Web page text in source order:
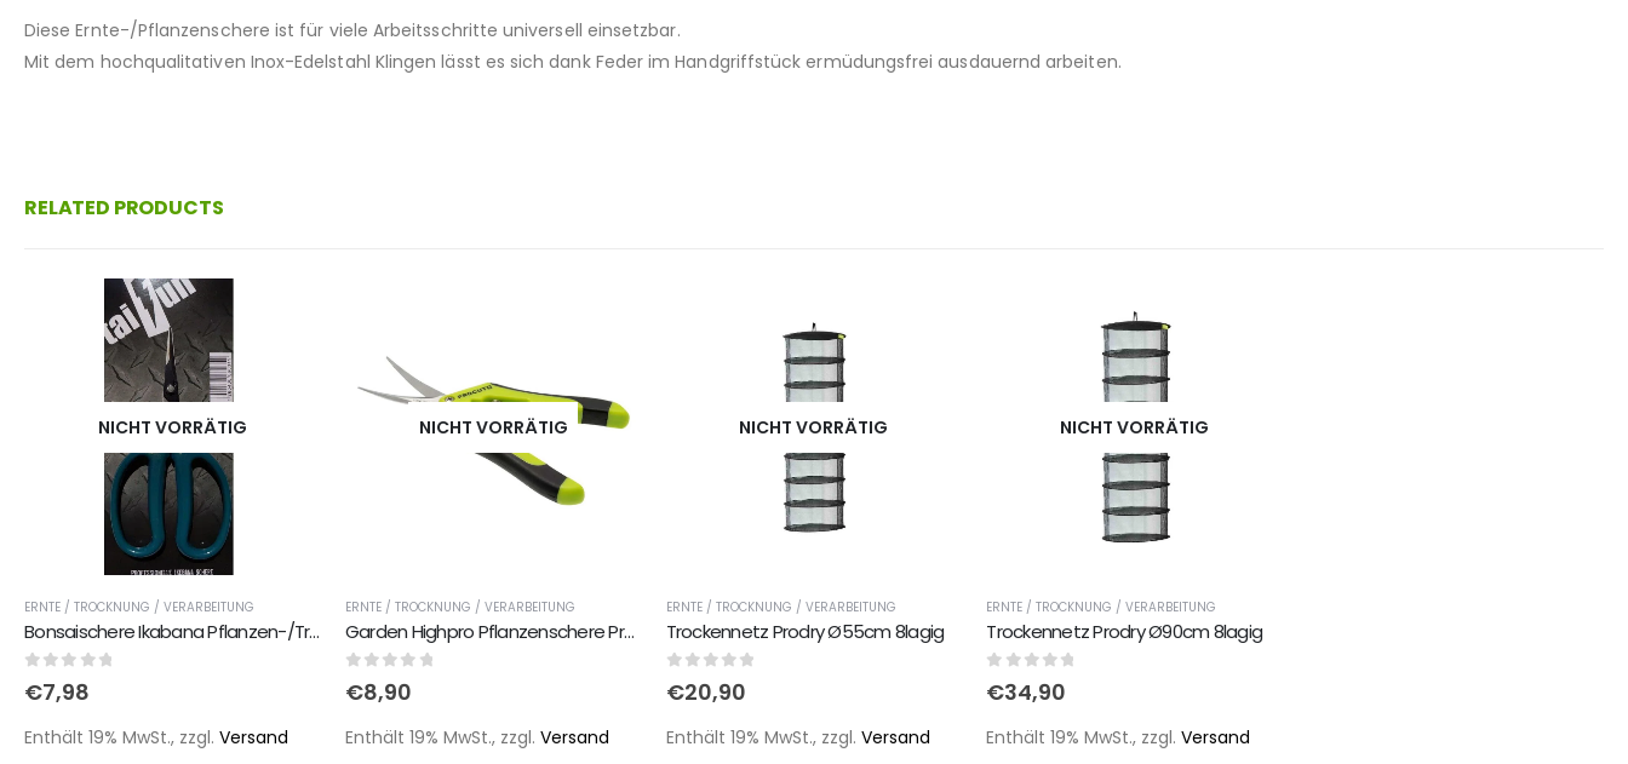
Diese Ernte-/Pflanzenschere ist für viele Arbeitsschritte universell einsetzbar.
Mit dem hochqualitativen Inox-Edelstahl Klingen lässt es sich dank Feder im Handgriffstück ermüdungsfrei ausdauernd arbeiten.
RELATED PRODUCTS
NICHT VORRÄTIG
ERNTE / TROCKNUNG / VERARBEITUNG
Bonsaischere Ikabana Pflanzen-/Trimmschere
out of 5
€7,98
Enthält 19% MwSt., zzgl. Versand
NICHT VORRÄTIG
ERNTE / TROCKNUNG / VERARBEITUNG
Garden Highpro Pflanzenschere ProCut mit gebogener Klinge aus Inox-Edelstahl
out of 5
€8,90
Enthält 19% MwSt., zzgl. Versand
NICHT VORRÄTIG
ERNTE / TROCKNUNG / VERARBEITUNG
Trockennetz Prodry Ø55cm 8lagig
out of 5
€20,90
Enthält 19% MwSt., zzgl. Versand
NICHT VORRÄTIG
ERNTE / TROCKNUNG / VERARBEITUNG
Trockennetz Prodry Ø90cm 8lagig
out of 5
€34,90
Enthält 19% MwSt., zzgl.Versand